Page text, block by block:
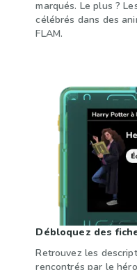
marqués. Le plus ?
célébrés dans des
FLAM.
Débloquez des
Retrouvez les
rencontrés par le